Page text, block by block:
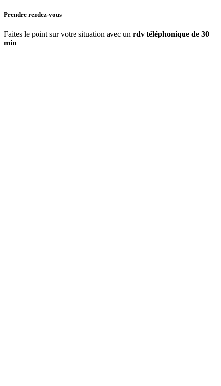
Prendre rendez-vous
Faites le point sur votre situation avec un rdv téléphonique de 30
min